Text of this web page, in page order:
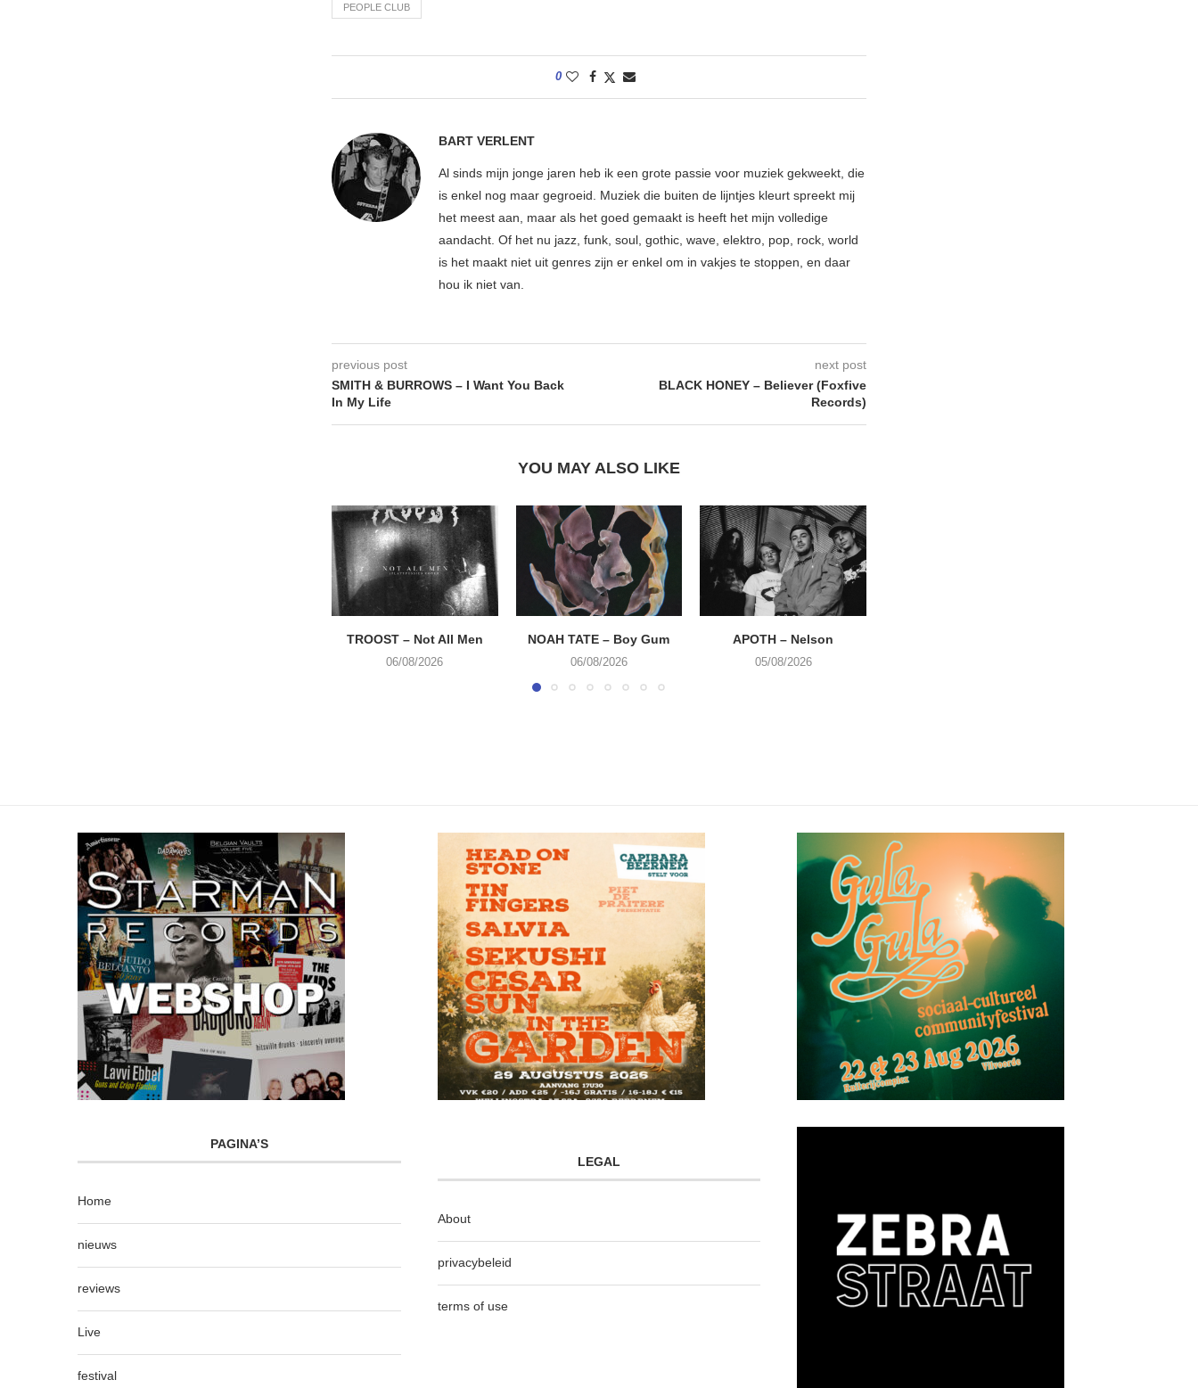
PEOPLE CLUB
0
BART VERLENT
Al sinds mijn jonge jaren heb ik een grote passie voor muziek gekweekt, die
is enkel nog maar gegroeid. Muziek die buiten de lijntjes kleurt spreekt mij
het meest aan, maar als het goed gemaakt is heeft het mijn volledige
aandacht. Of het nu jazz, funk, soul, gothic, wave, elektro, pop, rock, world
is het maakt niet uit genres zijn er enkel om in vakjes te stoppen, en daar
hou ik niet van.
previous post
SMITH & BURROWS – I Want You Back
In My Life
next post
BLACK HONEY – Believer (Foxfive
Records)
YOU MAY ALSO LIKE
TROOST – Not All Men
06/08/2026
NOAH TATE – Boy Gum
06/08/2026
APOTH – Nelson
05/08/2026
PAGINA’S
Home
nieuws
reviews
Live
festival
LEGAL
About
privacybeleid
terms of use